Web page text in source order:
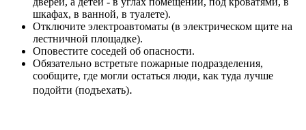
шкафах, в ванной, в туалете).
Отключите электроавтоматы (в электрическом щите на
лестничной площадке).
Оповестите соседей об опасности.
Обязательно встретьте пожарные подразделения,
сообщите, где могли остаться люди, как туда лучше
подойти (подъехать).